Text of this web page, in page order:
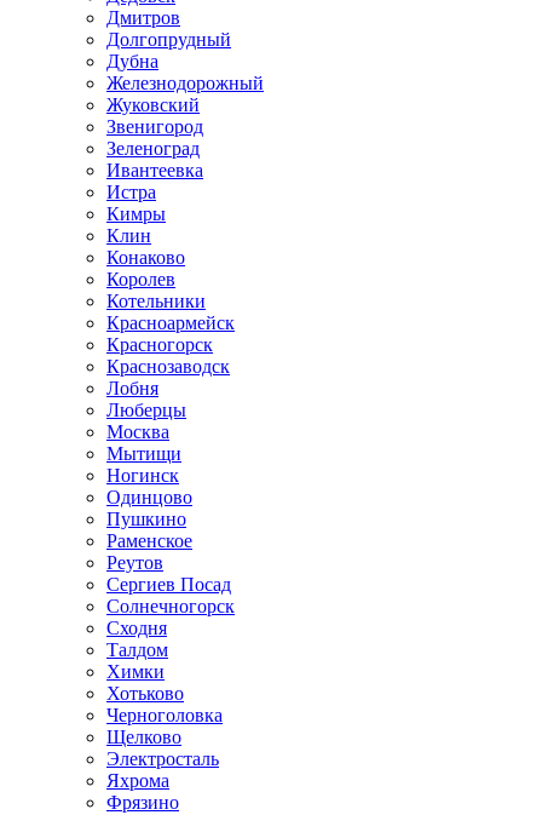
Дмитров
Долгопрудный
Дубна
Железнодорожный
Жуковский
Звенигород
Зеленоград
Ивантеевка
Истра
Кимры
Клин
Конаково
Королев
Котельники
Красноармейск
Красногорск
Краснозаводск
Лобня
Люберцы
Москва
Мытищи
Ногинск
Одинцово
Пушкино
Раменское
Реутов
Сергиев Посад
Солнечногорск
Сходня
Талдом
Химки
Хотьково
Черноголовка
Щелково
Электросталь
Яхрома
Фрязино